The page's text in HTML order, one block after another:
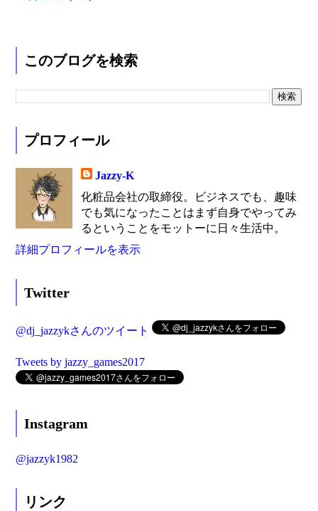
このブログを検索
プロフィール
Jazzy-K
化粧品会社の取締役。ビジネスでも、趣味
でも気になったことはまず自身でやってみ
るということをモットーに日々生活中。
詳細プロフィールを表示
Twitter
@dj_jazzykさんのツイート
Tweets by jazzy_games2017
Instagram
@jazzyk1982
リンク